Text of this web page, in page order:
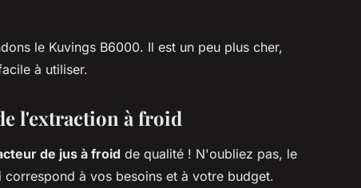
le Kuvings B6000. Il est un peu plus cher,
à utiliser.
l'extraction à froid
de jus à froid de qualité ! N'oubliez pas, le
à vos besoins et à votre budget.